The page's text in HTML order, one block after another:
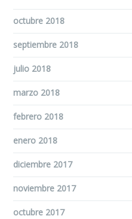
octubre 2018
septiembre 2018
julio 2018
marzo 2018
febrero 2018
enero 2018
diciembre 2017
noviembre 2017
octubre 2017